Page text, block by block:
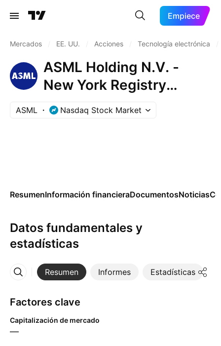
Empiece
Mercados EE. UU. Acciones Tecnología electrónica
ASML Holding N.V. -
New York Registry
Shares
ASML Nasdaq Stock Market
ResumenInformación financieraDocumentosNoticias
Datos fundamentales y
estadísticas
Resumen Informes Estadísticas
Más
Factores clave
Capitalización de mercado
—